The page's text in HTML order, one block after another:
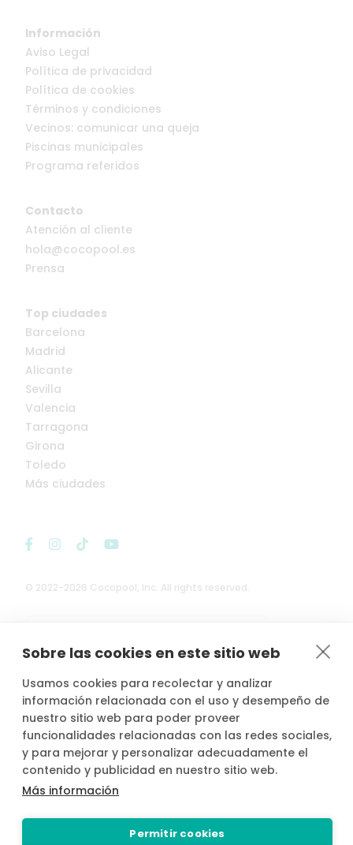
Sobre las cookies en este sitio web
Usamos cookies para recolectar y analizar
información relacionada con el uso y desempeño de
nuestro sitio web para poder proveer
funcionalidades relacionadas con las redes sociales,
y para mejorar y personalizar adecuadamente el
contenido y publicidad en nuestro sitio web.
Más información
Permitir cookies
© 2022-2026 Cocopool, Inc. All rights reserved.
 Anfitriones asegurados*
Información
Aviso Legal
Política de privacidad
Política de cookies
Términos y condiciones
Vecinos: comunicar una queja
Piscinas municipales
Programa referidos
Contacto
Atención al cliente
hola@cocopool.es
Prensa
Top ciudades
Barcelona
Madrid
Alicante
Sevilla
Valencia
Tarragona
Girona
Toledo
Más ciudades
*Actividad, con seguro voluntario de responsabilidad civil del
propietario, contratado por PLACE4PLAN, S.L. con AXA SEGUROS
GENERALES, S.A. de Seguros y Reaseguros, siempre que conste
notificada la reserva con mínimo 2 horas de antelación.